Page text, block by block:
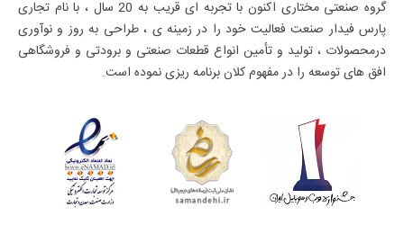
گروه صنعتی مختاری اکنون با تجربه ای قریب به 20 سال ، با نام تجاری
پارس فیدار صنعت فعالیت خود را در زمینه ی ، طراحی به روز و نوآوری
درمحصولات ، تولید و تأمین انواع قطعات صنعتی و برودتی و فروشگاهی
افق های توسعه را در مفهوم کلان برنامه ریزی نموده است.